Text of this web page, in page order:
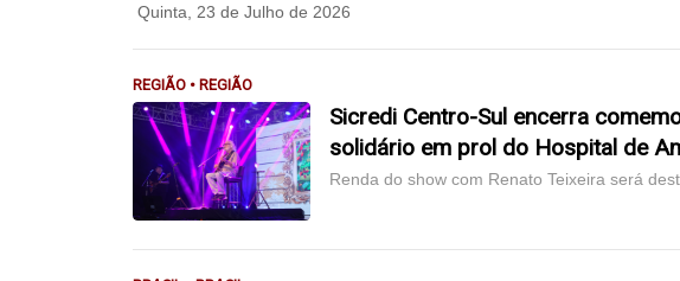
Quinta, 23 de Julho de 2026
REGIÃO • REGIÃO
Sicredi Centro-Sul encerra
solidário em prol do Hospital de
Renda do show com Renato Teixeira será